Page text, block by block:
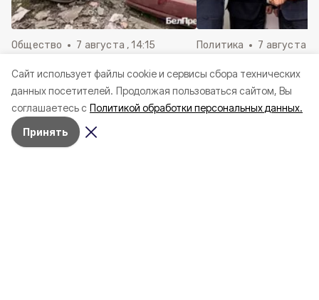
Cайт использует файлы cookie и сервисы сбора технических
данных посетителей. Продолжая пользоваться сайтом, Вы
соглашаетесь с Политикой обработки персональных данных.
Принять
Общество 7 августа , 14:15
о перечислении компенсаций
за повреждённые машины
543 жителям области
Политика 7 августа ,
зарегистрировал
кандидатов в